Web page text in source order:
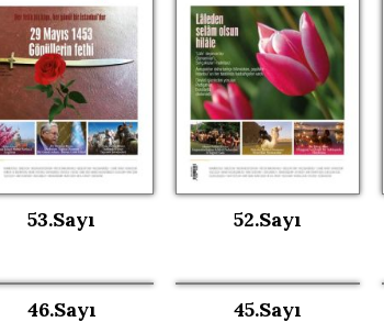
53.Sayı 52.Sayı
46.Sayı 45.Sayı